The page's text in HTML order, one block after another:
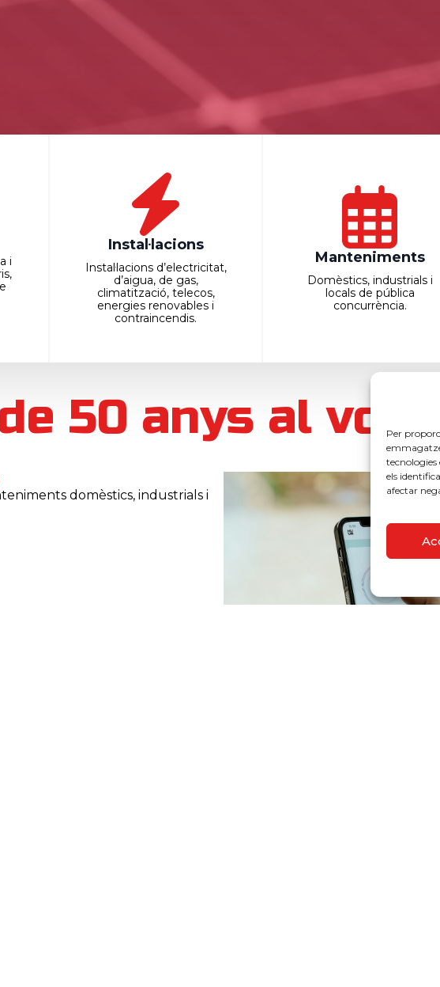
Per
els
afectar
i
Instal·lacions
Instal·lacions d’electricitat,
d’aigua, de gas,
climatització, telecos,
energies renovables i
contraincendis.
Manteniments
Domèstics, industrials i
locals de pública
concurrència.
50 anys al
domèstics, industrials i